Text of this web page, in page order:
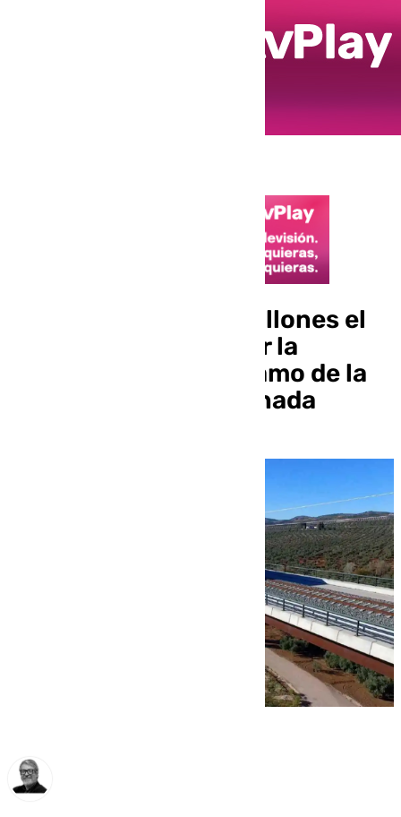
Adjudicado por 1,3 millones el
proyecto para montar la
segunda vía en un tramo de la
línea Antequera-Granada